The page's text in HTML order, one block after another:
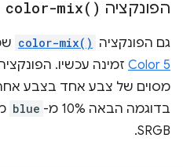
הפונקציה color-mix( )
גם הפונקציה color-mix()
Color 5 זמינה עכשיו.
מסוים של צבע אחד בצבע
בדוגמה הבאה 10% מ-
blue
SRGB.